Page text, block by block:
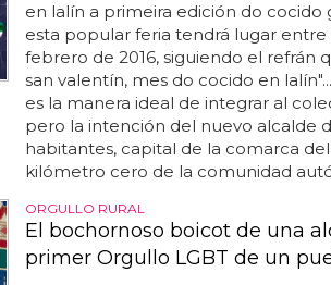
en lalín a primeira edición do cocido
esta popular feria tendrá lugar entre
febrero de 2016, siguiendo el refrán
san valentín, mes do cocido en
es la manera ideal de integrar al
pero la intención del nuevo alcalde
habitantes, capital de la comarca
kilómetro cero de la comunidad
ORGULLO RURAL
El bochornoso boicot de una
primer Orgullo LGBT de un